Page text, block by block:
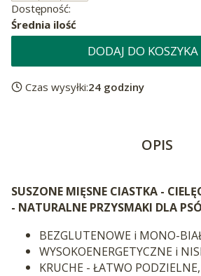
Dostępność:
Średnia ilość
DODAJ DO KOSZYKA
Czas wysyłki:24 godziny
OPIS
SUSZONE MIĘSNE CIASTKA -
- NATURALNE PRZYSMAKI DLA
BEZGLUTENOWE i MONO-
WYSOKOENERGETYCZNE i
KRUCHE - ŁATWO PODZIELNE,